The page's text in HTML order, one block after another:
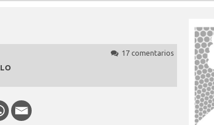
17 comentarios